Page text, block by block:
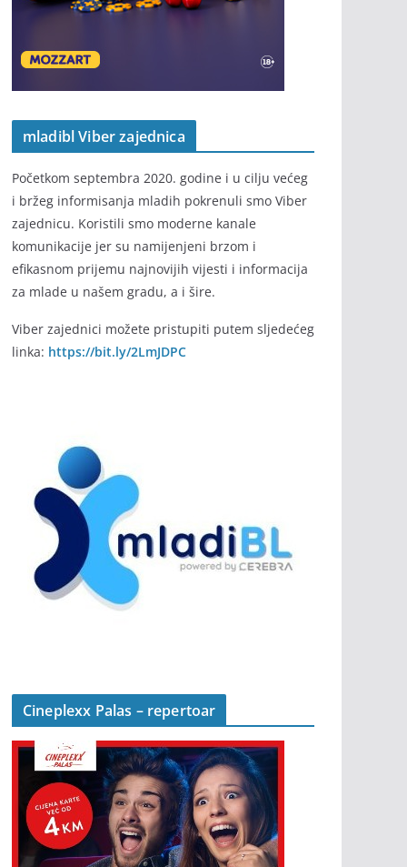
mladibl Viber zajednica
Početkom septembra 2020. godine i u cilju većeg
i bržeg informisanja mladih pokrenuli smo Viber
zajednicu. Koristili smo moderne kanale
komunikacije jer su namijenjeni brzom i
efikasnom prijemu najnovijih vijesti i informacija
za mlade u našem gradu, a i šire.
Viber zajednici možete pristupiti putem sljedećeg
linka: https://bit.ly/2LmJDPC
Cineplexx Palas – repertoar